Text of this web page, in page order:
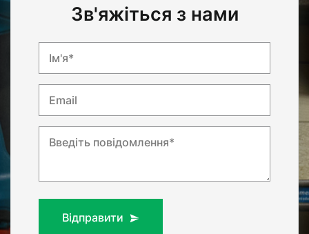
Зв'яжіться з нами
Ім'я*
Email
Введіть повідомлення*
Відправити